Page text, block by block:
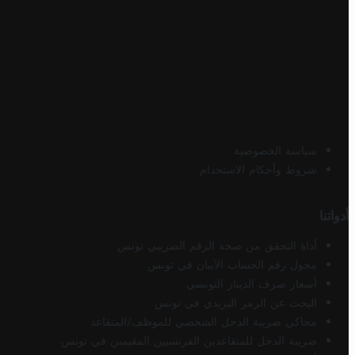
سياسة الخصوصية
شروط وأحكام الاستخدام
أدواتنا
أداة التحقق من صحة الرقم الضريبي تونس
محول رقم الحساب الآيبان في تونس
أسعار صرف الدينار التونسي
البحث عن الرمز البريدي في تونس
محاكي ضريبة الدخل الشخصي للموظف/المتقاعد
ضريبة الدخل للمتقاعدين الفرنسيين المقيمين في تونس